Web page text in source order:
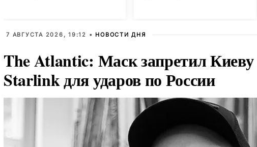
7 АВГУСТА 2026, 19:12 • НОВОСТИ ДНЯ
The Atlantic: Маск запретил Киеву
Starlink для ударов по России